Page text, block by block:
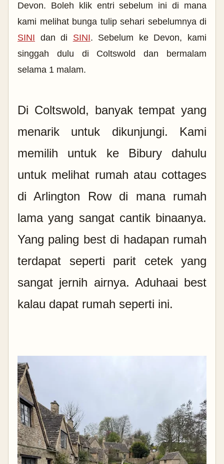
Devon. Boleh klik entri sebelum ini di mana
kami melihat bunga tulip sehari sebelumnya di
SINI dan di SINI. Sebelum ke Devon, kami
singgah dulu di Coltswold dan bermalam
selama 1 malam.
Di Coltswold, banyak tempat yang
menarik untuk dikunjungi. Kami
memilih untuk ke Bibury dahulu
untuk melihat rumah atau cottages
di Arlington Row di mana rumah
lama yang sangat cantik binaanya.
Yang paling best di hadapan rumah
terdapat seperti parit cetek yang
sangat jernih airnya. Aduhaai best
kalau dapat rumah seperti ini.